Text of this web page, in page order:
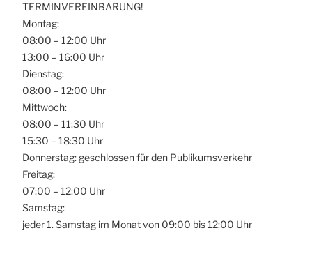
TERMINVEREINBARUNG!
Montag:
08:00 – 12:00 Uhr
13:00 – 16:00 Uhr
Dienstag:
08:00 – 12:00 Uhr
Mittwoch:
08:00 – 11:30 Uhr
15:30 – 18:30 Uhr
Donnerstag: geschlossen für den Publikumsverkehr
Freitag:
07:00 – 12:00 Uhr
Samstag:
jeder 1. Samstag im Monat von 09:00 bis 12:00 Uhr